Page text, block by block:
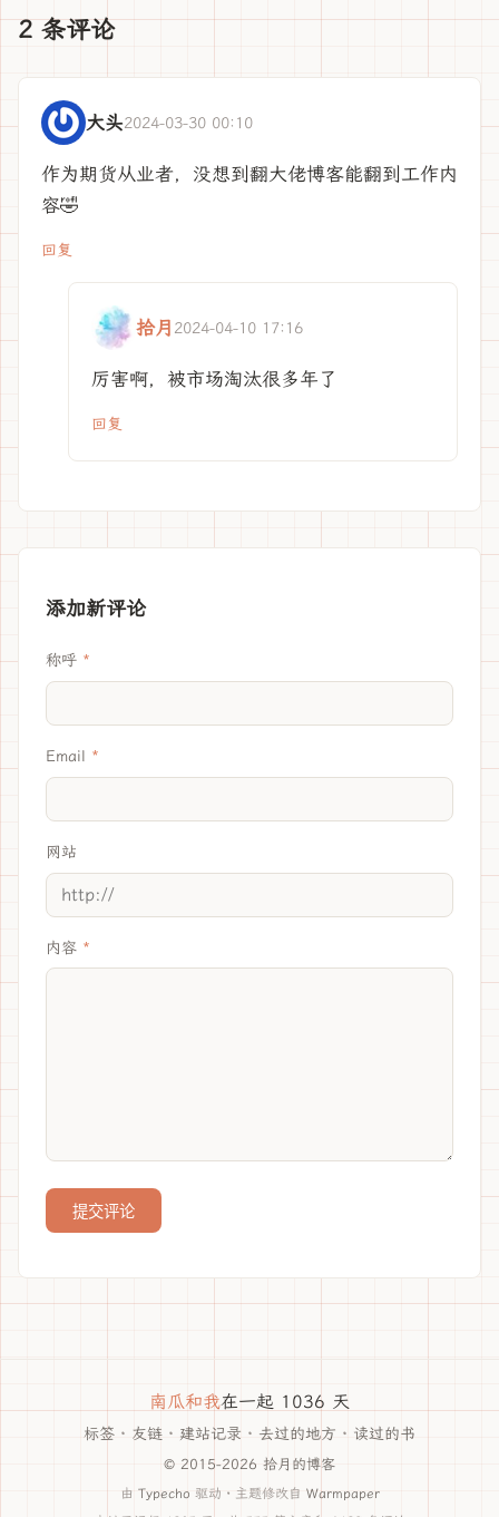
2 条评论
大头2024-03-30 00:10
作为期货从业者，没想到翻大佬博客能翻到工作内
容🤣
回复
拾月 2024-04-10 17:16
厉害啊，被市场淘汰很多年了
回复
添加新评论
称呼
Email
网站
内容
提交评论
南瓜和我在一起 1036 天
标签 · 友链 · 建站记录 · 去过的地方 · 读过的书
© 2015-2026 拾月的博客
由 Typecho 驱动 · 主题修改自 Warmpaper